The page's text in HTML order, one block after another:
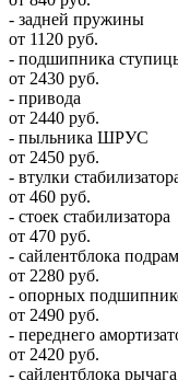
- задней пружины
от 1120 руб.
- подшипника
от 2430 руб.
- привода
от 2440 руб.
- пыльника ШРУС
от 2450 руб.
- втулки
от 460 руб.
- стоек стабилизатора
от 470 руб.
- сайлентблока
от 2280 руб.
- опорных
от 2490 руб.
- переднего
от 2420 руб.
- сайлентблока рычага